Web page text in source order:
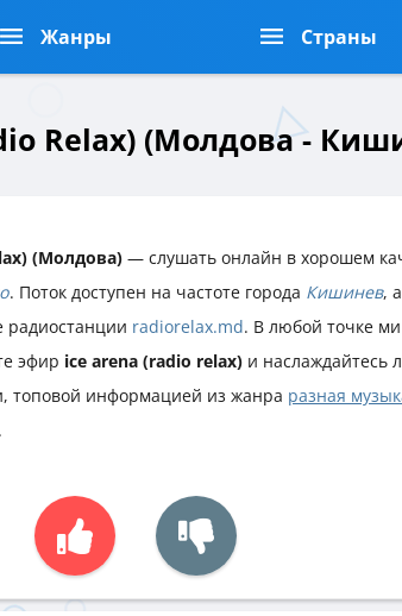
Жанры Страны
Relax) (Молдова -
(Молдова) — слушать онлайн в хорошем
. Поток доступен на частоте города Кишинев,
радиостанции radiorelax.md. В любой точке
эфир ice arena (radio relax) и наслаждайтесь
топовой информацией из жанра разная